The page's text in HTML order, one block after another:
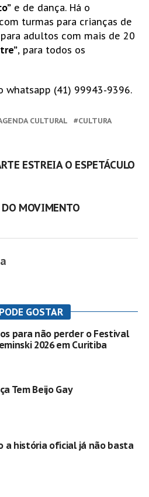
e de dança. Há o
turmas para crianças de
adultos com mais de 20
, para todos os
whatsapp (41) 99943-9396.
CULTURAL
CULTURA
ESTREIA O ESPETÁCULO
MOVIMENTO
GOSTAR
para não perder o Festival
2026 em Curitiba
Tem Beijo Gay
a história oficial já não basta